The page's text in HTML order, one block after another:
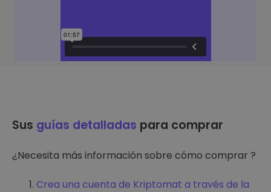
Sus guías detalladas para comprar
¿Necesita más información sobre cómo comprar ?
Crea una cuenta de Kriptomat a través de la